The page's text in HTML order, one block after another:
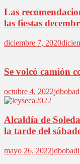
Las
las fiestas
diciembre 7, 2020
Se volcó camión
octubre 4, 2022
Alcaldía de
la tarde del
mayo 26, 2022